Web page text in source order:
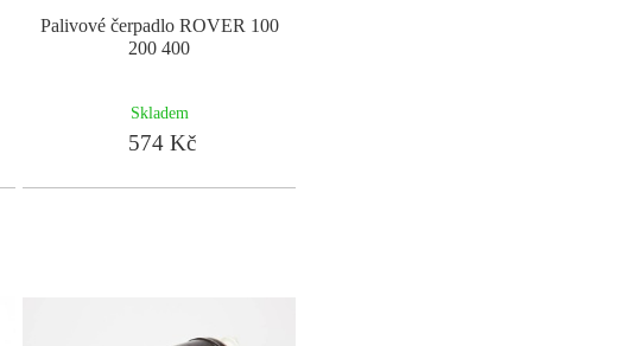
Palivové čerpadlo ROVER 100
200 400
Skladem
574 Kč